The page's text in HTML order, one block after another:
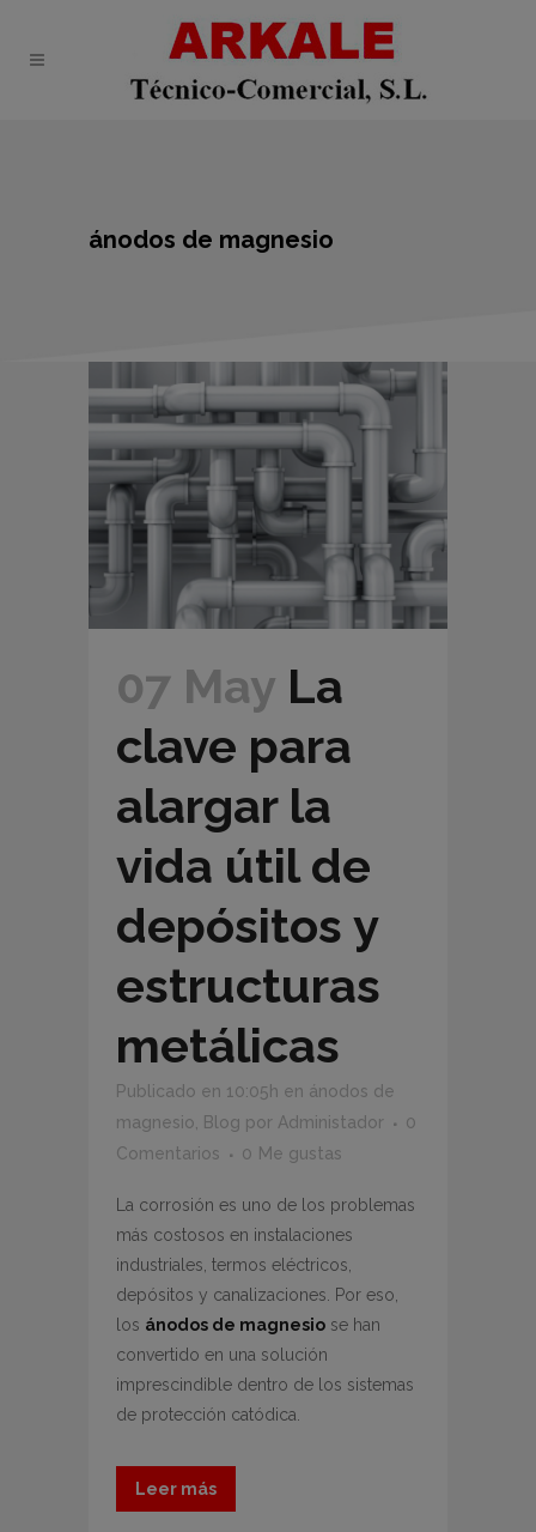
ánodos de magnesio
07 May La
clave para
alargar la
vida útil de
depósitos y
estructuras
metálicas
Publicado en 10:05h en ánodos de
magnesio, Blog por Administador
0
Comentarios
0 Me gustas
La corrosión es uno de los problemas
más costosos en instalaciones
industriales, termos eléctricos,
depósitos y canalizaciones. Por eso,
los ánodos de magnesio se han
convertido en una solución
imprescindible dentro de los sistemas
de protección catódica.
Leer más